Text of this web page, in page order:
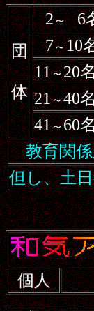
団
体
2～ 6
7～10
11～20
21～40
41～60
教育関係
但し、土
個人